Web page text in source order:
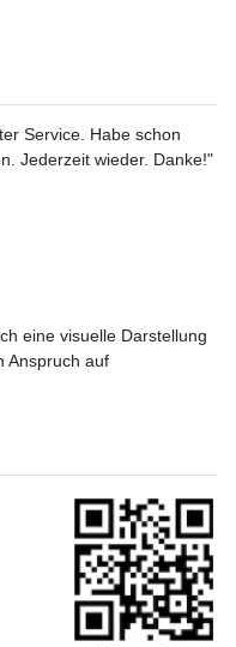
Service. Habe schon
Jederzeit wieder. Danke!"
eine visuelle Darstellung
Anspruch auf